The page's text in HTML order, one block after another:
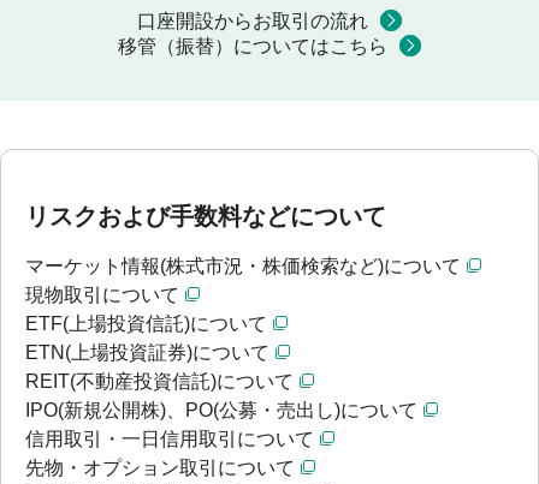
口座開設からお取引の流れ
移管（振替）についてはこちら
リスクおよび手数料などについて
マーケット情報(株式市況・株価検索など)について
現物取引について
ETF(上場投資信託)について
ETN(上場投資証券)について
REIT(不動産投資信託)について
IPO(新規公開株)、PO(公募・売出し)について
信用取引・一日信用取引について
先物・オプション取引について